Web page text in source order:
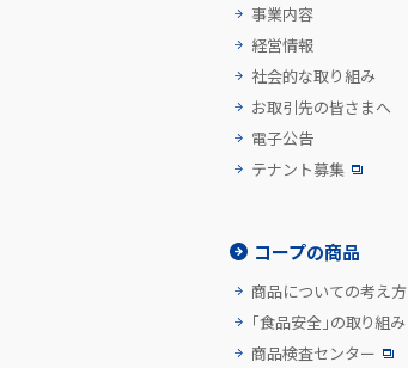
事業内容
経営情報
社会的な取り組み
お取引先の皆さまへ
電子公告
テナント募集
コープの商品
商品についての考え方
「食品安全」の取り組み
商品検査センター